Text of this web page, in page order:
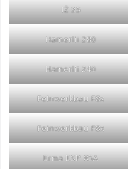
IŻ 35
Hamerlii 280
Hamerlii 240
Feinwerkbau F8x
Feinwerkbau F8x
Erma ESP 85A